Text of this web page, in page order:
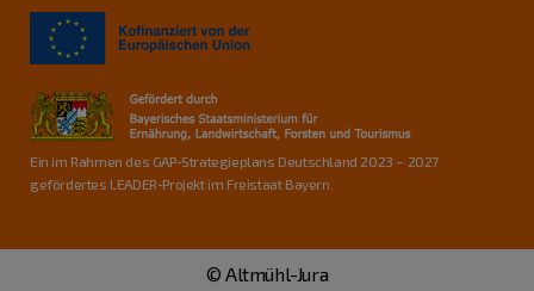
Ein im Rahmen des GAP-Strategieplans Deutschland 2023 – 2027
gefördertes LEADER-Projekt im Freistaat Bayern.
© Altmühl-Jura